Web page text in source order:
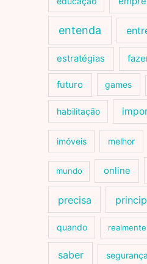
entenda
estratégias
futuro games
habilitação
imóveis melhor
mundo online
precisa
quando realmente
saber segurança